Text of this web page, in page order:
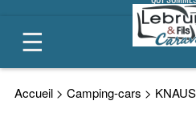
Accueil> Camping-cars >